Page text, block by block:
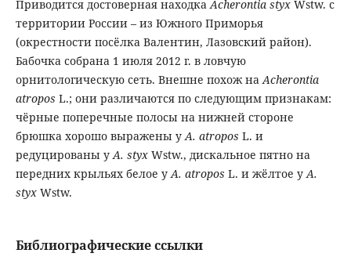
Приводится достоверная находкаAcherontia styx Wstw. с
территории России – из Южного Приморья
(окрестности посёлка Валентин, Лазовский район).
Бабочка собрана 1 июля 2012 г. в ловчую
орнитологическую сеть. Внешне похож наAcherontia
atropos L.; они различаются по следующим признакам:
чёрные поперечные полосы на нижней стороне
брюшка хорошо выражены уA. atropos L. и
редуцированы уA. styx Wstw., дискальное пятно на
передних крыльях белое уA. atropos L. и жёлтое уA.
styx Wstw.
Библиографические ссылки